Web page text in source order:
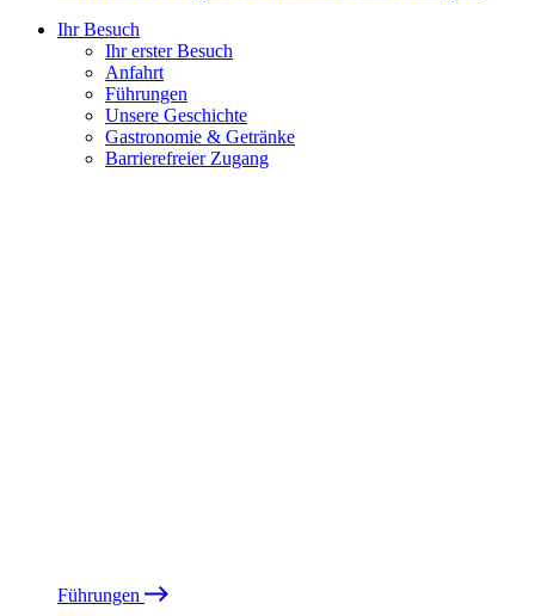
Ihr Besuch
Ihr erster Besuch
Anfahrt
Führungen
Unsere Geschichte
Gastronomie & Getränke
Barrierefreier Zugang
Führungen